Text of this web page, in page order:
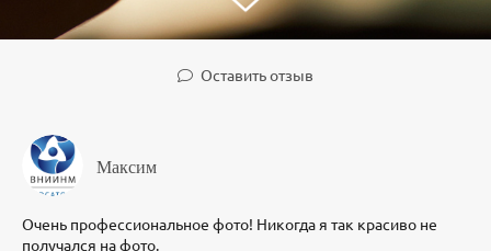
Оставить отзыв
Максим
Очень профессиональное фото! Никогда я так красиво не
получался на фото.